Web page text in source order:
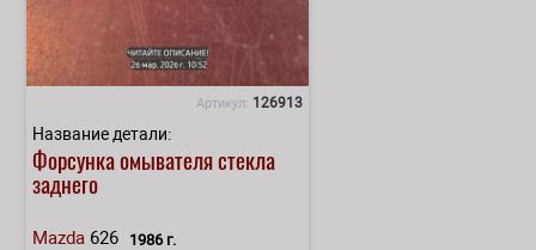
Артикул: 126913
Название детали:
Форсунка омывателя стекла
заднего
Mazda 626 1986 г.